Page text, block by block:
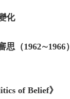
化
（1962∼1966）
of Belief》